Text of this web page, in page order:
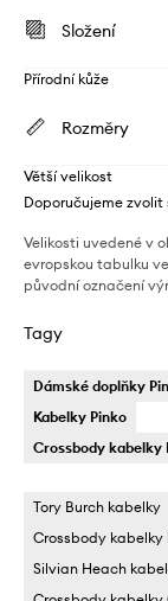
Složení
Přírodní kůže
Rozměry
Větší velikost
Doporučujeme zvolit
Velikosti uvedené v
evropskou tabulku
původní označení
Tagy
Dámské doplňky
Kabelky Pinko
Crossbody kabelky
Tory Burch kabelky
Crossbody kabelky
Silvian Heach